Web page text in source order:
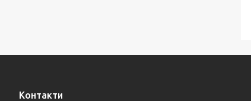
Контакти